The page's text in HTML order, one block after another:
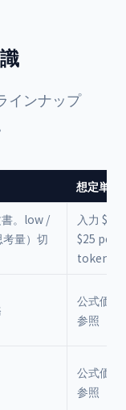
インナップ
想定単価
書。low /
量）切
入力 $5 /
$25 per
tokens
公式価格
参照
公式価格
参照